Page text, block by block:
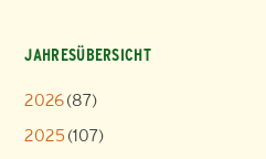
JAHRESÜBERSICHT
2026(87)
2025 (107)